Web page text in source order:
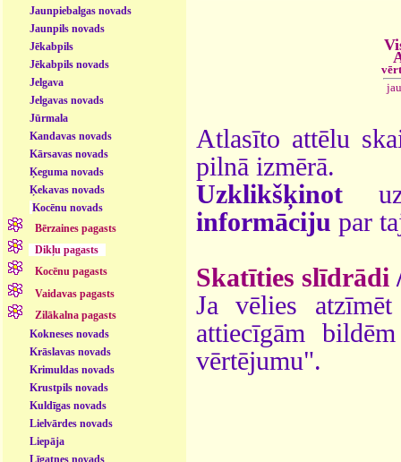
Jaunpiebalgas novads
Jaunpils novads
Jēkabpils
Jēkabpils novads
Jelgava
Jelgavas novads
Jūrmala
Kandavas novads
Kārsavas novads
Ķeguma novads
Ķekavas novads
Kocēnu novads
Bērzaines pagasts
Dikļu pagasts
Kocēnu pagasts
Vaidavas pagasts
Zilākalna pagasts
Kokneses novads
Krāslavas novads
Krimuldas novads
Krustpils novads
Kuldīgas novads
Lielvārdes novads
Liepāja
Atlasīto attēlu
pilnā izmērā.
Uzklikšķinot
informāciju par
Skatīties slīdrādi
Ja vēlies
attiecīgām
vērtējumu".